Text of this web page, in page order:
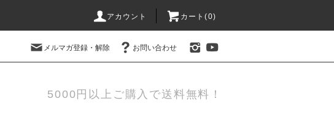
アカウント カート(0)
メルマガ登録・解除 お問い合わせ
5000円以上ご購入で送料無料！